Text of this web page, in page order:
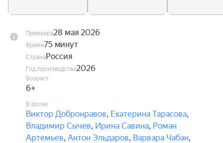
Премьера28 мая 2026
Время75 минут
СтранаРоссия
Год производства2026
Возраст
6+
В ролях
Виктор Добронравов, Екатерина Тарасова,
Владимир Сычев, Ирина Савина, Роман
Артемьев, Антон Эльдаров, Варвара Чабан,